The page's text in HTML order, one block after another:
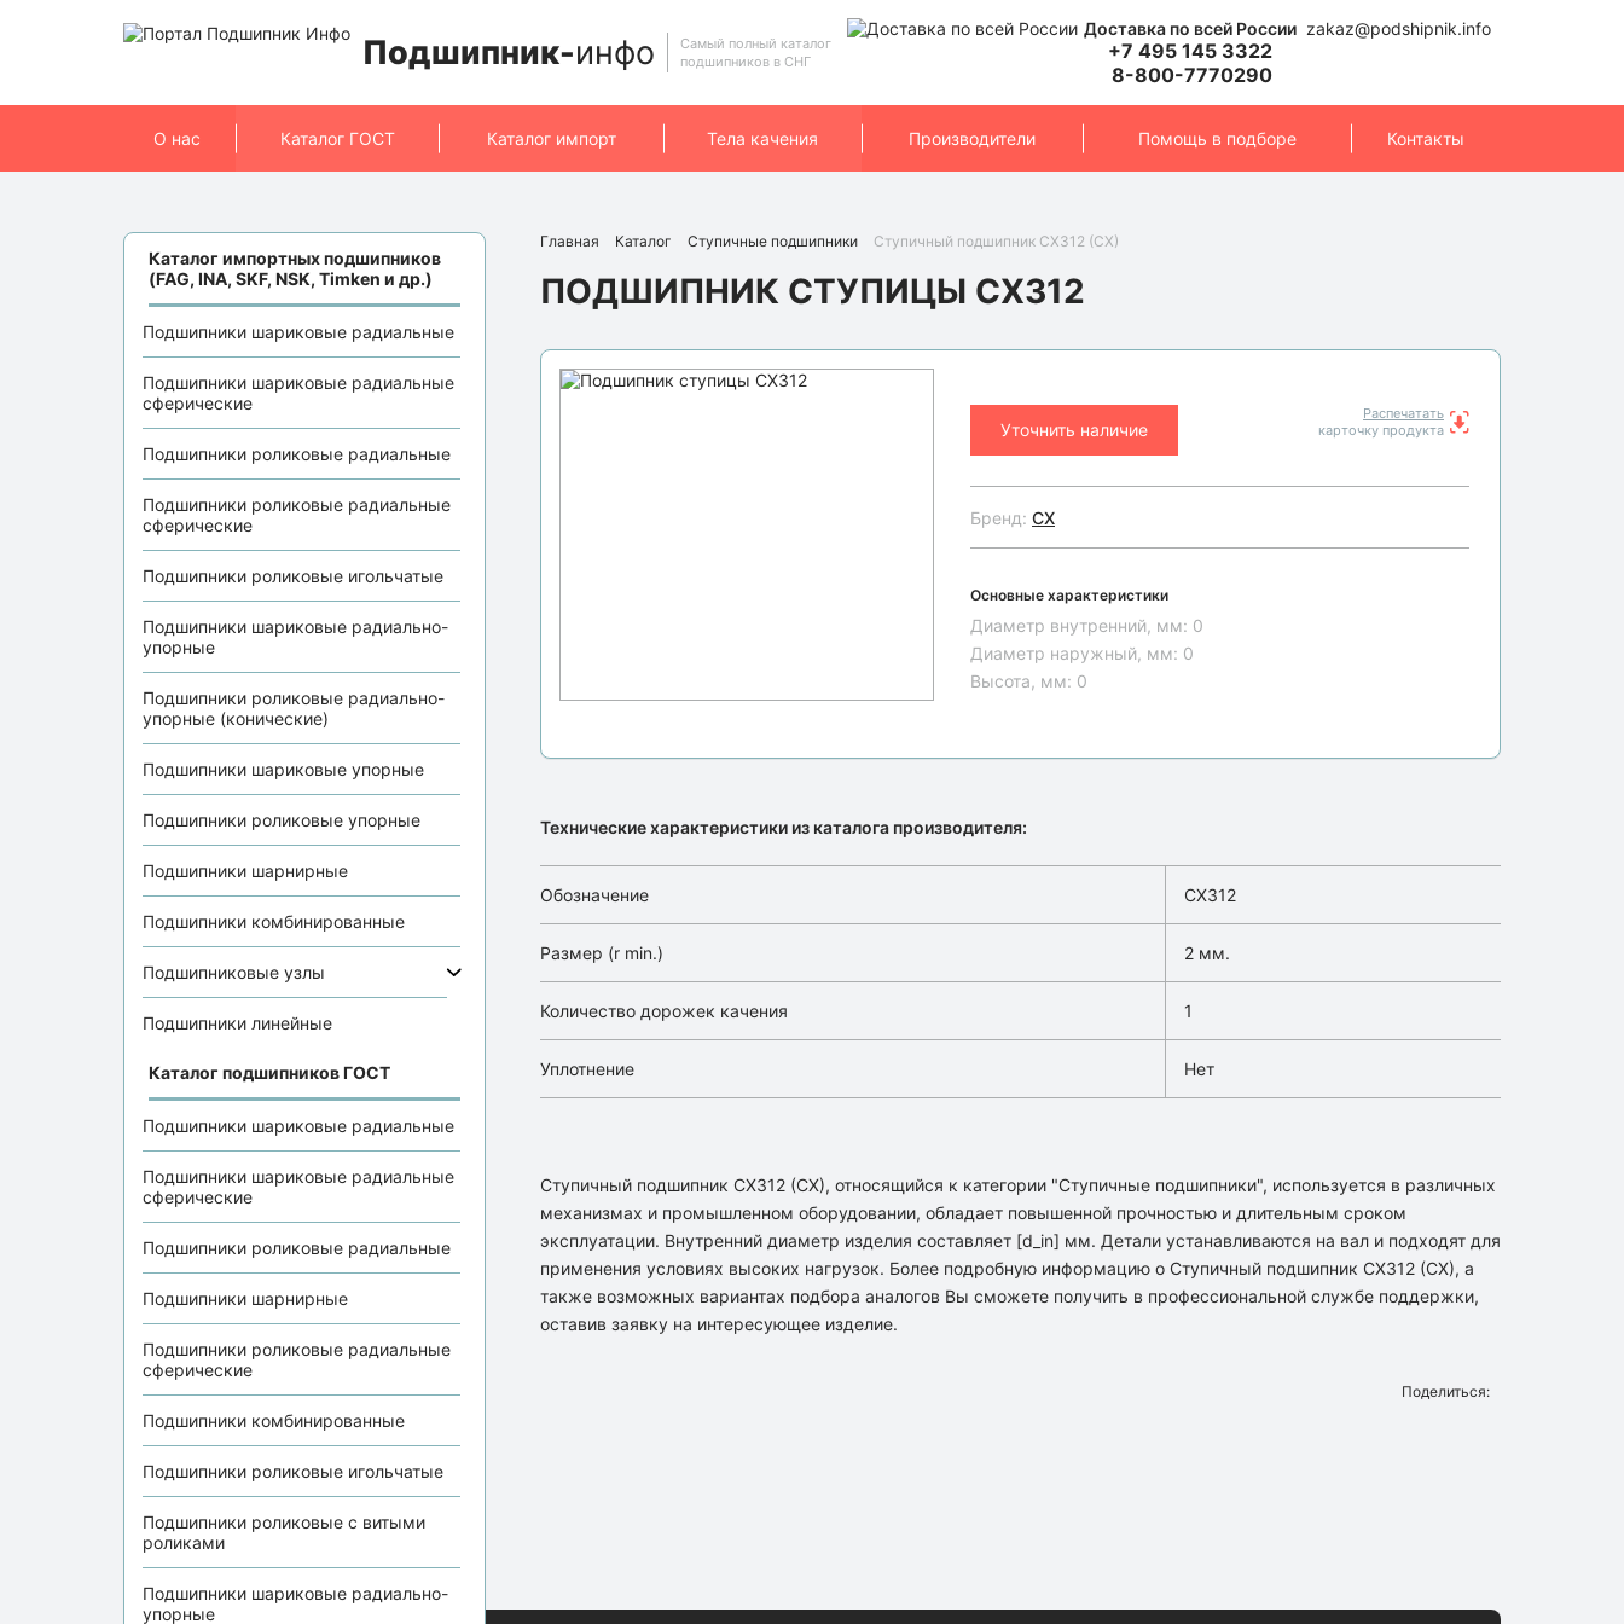
Подшипник-инфо
Самый полный каталог
подшипников в СНГ
Доставка по всей России zakaz@podshipnik.info
+7 495 145 3322
8-800-7770290
О нас Каталог ГОСТ Каталог импорт Тела качения Производители Помощь в подборе Контакты
Каталог импортных подшипников
(FAG, INA, SKF, NSK, Timken и др.)
Подшипники шариковые радиальные
Подшипники шариковые радиальные
сферические
Подшипники роликовые радиальные
Подшипники роликовые радиальные
сферические
Подшипники роликовые игольчатые
Подшипники шариковые радиально-
упорные
Подшипники роликовые радиально-
упорные (конические)
Подшипники шариковые упорные
Подшипники роликовые упорные
Подшипники шарнирные
Подшипники комбинированные
Подшипниковые узлы
Подшипники линейные
Каталог подшипников ГОСТ
Подшипники шариковые радиальные
Подшипники шариковые радиальные
сферические
Подшипники роликовые радиальные
Подшипники шарнирные
Подшипники роликовые радиальные
сферические
Подшипники комбинированные
Подшипники роликовые игольчатые
Подшипники роликовые с витыми
роликами
Подшипники шариковые радиально-
упорные
Главная Каталог Ступичные подшипники Ступичный подшипник CX312 (CX)
ПОДШИПНИК СТУПИЦЫ CX312
Уточнить наличие
Распечатать
карточку продукта
Бренд: CX
Основные характеристики
Диаметр внутренний, мм: 0
Диаметр наружный, мм: 0
Высота, мм: 0
Технические характеристики из каталога производителя:
Обозначение CX312
Размер (r min.) 2 мм.
Количество дорожек качения 1
Уплотнение Нет
Ступичный подшипник CX312 (CX), относящийся к категории "Ступичные подшипники", используется в различных
механизмах и промышленном оборудовании, обладает повышенной прочностью и длительным сроком
эксплуатации. Внутренний диаметр изделия составляет [d_in] мм. Детали устанавливаются на вал и подходят для
применения условиях высоких нагрузок. Более подробную информацию о Ступичный подшипник CX312 (CX), а
также возможных вариантах подбора аналогов Вы сможете получить в профессиональной службе поддержки,
оставив заявку на интересующее изделие.
Поделиться: